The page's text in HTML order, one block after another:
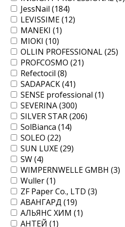
JessNail (184)
LEVISSIME (12)
MANEKI (1)
MIOKI (10)
OLLIN PROFESSIONAL (25)
PROFCOSMO (21)
Refectocil (8)
SADAPACK (41)
SENSE professional (1)
SEVERINA (300)
SILVER STAR (206)
SolBianca (14)
SOLEO (22)
SUN LUXE (29)
SW (4)
WIMPERNWELLE GMBH (3)
Wuller (1)
ZF Paper Co., LTD (3)
АВАНГАРД (19)
АЛЬЯНС ХИМ (1)
АНТЕЙ (1)